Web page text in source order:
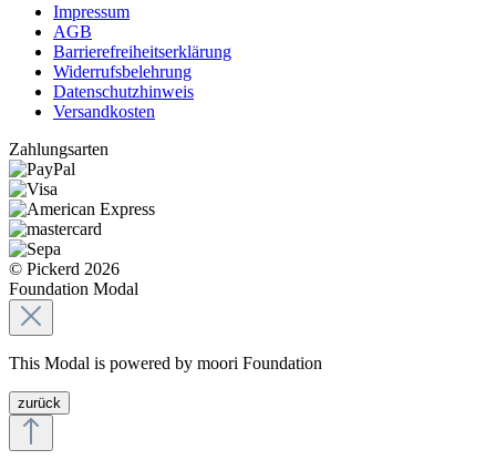
Impressum
AGB
Barrierefreiheitserklärung
Widerrufsbelehrung
Datenschutzhinweis
Versandkosten
Zahlungsarten
© Pickerd 2026
Foundation Modal
This Modal is powered by moori Foundation
zurück